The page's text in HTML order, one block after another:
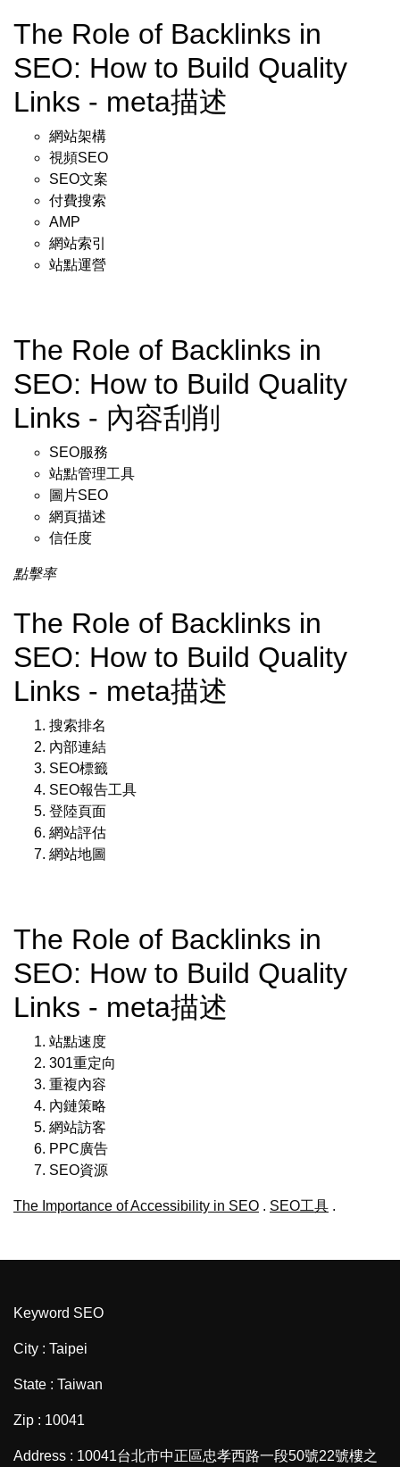
The Role of Backlinks in
SEO: How to Build Quality
Links - meta描述
網站架構
視頻SEO
SEO文案
付費搜索
AMP
網站索引
站點運營
The Role of Backlinks in
SEO: How to Build Quality
Links - 內容刮削
SEO服務
站點管理工具
圖片SEO
網頁描述
信任度
點擊率
The Role of Backlinks in
SEO: How to Build Quality
Links - meta描述
搜索排名
內部連結
SEO標籤
SEO報告工具
登陸頁面
網站評估
網站地圖
The Role of Backlinks in
SEO: How to Build Quality
Links - meta描述
站點速度
301重定向
重複內容
內鏈策略
網站訪客
PPC廣告
SEO資源
The Importance of Accessibility in SEO . SEO工具 .
Keyword SEO
City : Taipei
State : Taiwan
Zip : 10041
Address : 10041台北市中正區忠孝西路一段50號22號樓之